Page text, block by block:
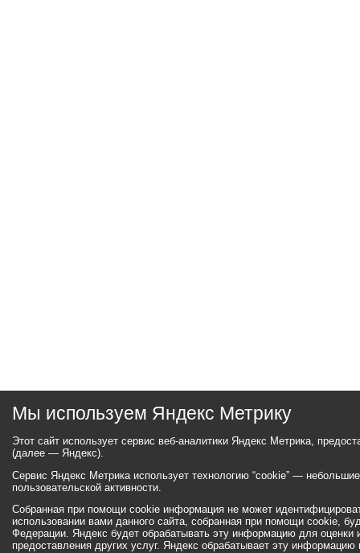
Мы используем Яндекс Метрику
Этот сайт использует сервис веб-аналитики Яндекс Метрика,
(далее — Яндекс).
Сервис Яндекс Метрика использует технологию “cookie” —
пользовательской активности.
Собранная при помощи cookie информация не может
использовании вами данного сайта, собранная при помощи cookie,
Федерации. Яндекс будет обрабатывать эту информацию для оценки
предоставления других услуг. Яндекс обрабатывает эту